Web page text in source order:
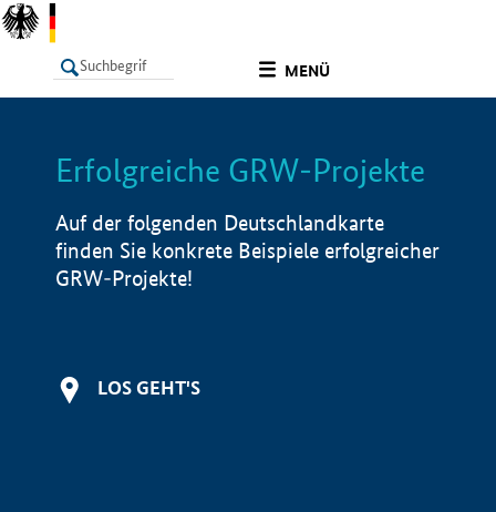
MENÜ
LISTE Info
Erfolgreiche GRW-Projekte
Auf der folgenden Deutschlandkarte
finden Sie konkrete Beispiele erfolgreicher
GRW-Projekte!
LOS GEHT'S